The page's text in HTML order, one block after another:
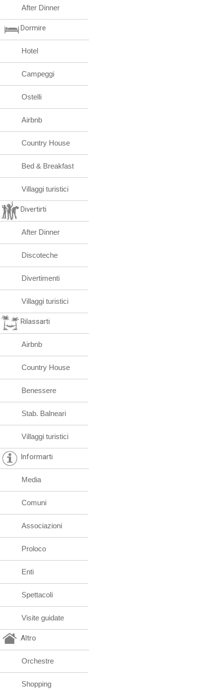
After Dinner
Dormire
Hotel
Campeggi
Ostelli
Airbnb
Country House
Bed & Breakfast
Villaggi turistici
Divertirti
After Dinner
Discoteche
Divertimenti
Villaggi turistici
Rilassarti
Airbnb
Country House
Benessere
Stab. Balneari
Villaggi turistici
Informarti
Media
Comuni
Associazioni
Proloco
Enti
Spettacoli
Visite guidate
Altro
Orchestre
Shopping